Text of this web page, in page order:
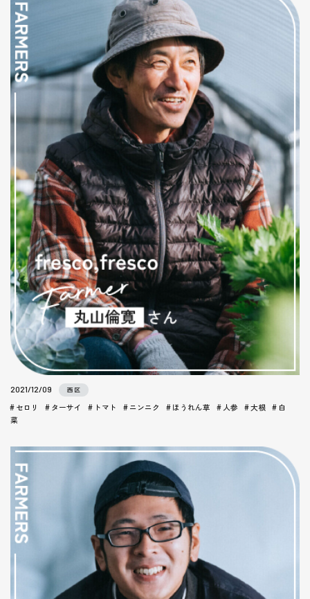
2021/12/09 西区
セロリ ターサイ トマト ニンニク ほうれん草 人参 大根
白
菜